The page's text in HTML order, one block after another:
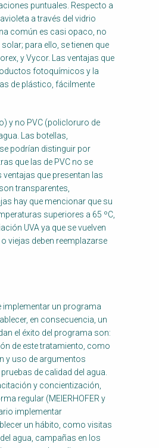
puntuales. Respecto a
a través del vidrio
común es casi opaco, no
para ello, se tienen que
y Vycor. Las ventajas que
fotoquímicos y la
de plástico, fácilmente
y no PVC (policloruro de
Las botellas,
podrían distinguir por
que las de PVC no se
que presentan las
transparentes,
hay que mencionar que su
superiores a 65 ºC,
UVA ya que se vuelven
viejas deben reemplazarse
implementar un programa
en consecuencia, un
el éxito del programa son:
de este tratamiento, como
y uso de argumentos
de calidad del agua.
y concientización,
regular (MEIERHOFER y
implementar
un hábito, como visitas
agua, campañas en los